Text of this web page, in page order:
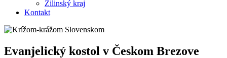
Žilinský kraj
Kontakt
Evanjelický kostol v Českom Brezove